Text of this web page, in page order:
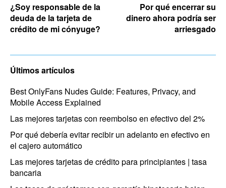
¿Soy responsable de la
deuda de la tarjeta de
crédito de mi cónyuge?
Por qué encerrar su
dinero ahora podría ser
arriesgado
Últimos artículos
Best OnlyFans Nudes Guide: Features, Privacy, and
Mobile Access Explained
Las mejores tarjetas con reembolso en efectivo del 2%
Por qué debería evitar recibir un adelanto en efectivo en
el cajero automático
Las mejores tarjetas de crédito para principiantes | tasa
bancaria